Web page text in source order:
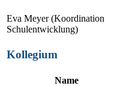
Eva Meyer (Koordination
Schulentwicklung)
Kollegium
Name